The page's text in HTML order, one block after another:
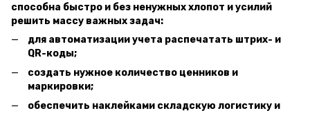
способна быстро и без ненужных хлопот и усилий
решить массу важных задач:
для автоматизации учета распечатать штрих- и
QR-коды;
создать нужное количество ценников и
маркировки;
обеспечить наклейками складскую логистику и